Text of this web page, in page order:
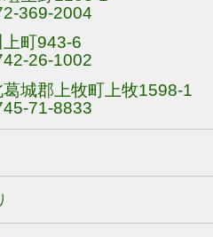
369-2004
上町943-6
26-1002
葛城郡上牧町上牧1598-1
71-8833